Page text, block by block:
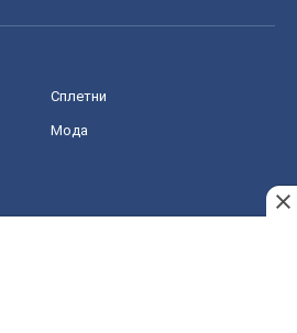
Сплетни
Мода